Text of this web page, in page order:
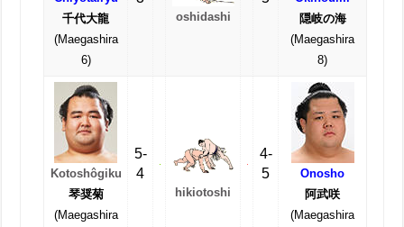
千代大龍
(Maegashira
6)
oshidashi
隠岐の海
(Maegashira
8)
Kotoshôgiku
琴奨菊
(Maegashira
5-
4
hikiotoshi
4-
5
Onosho
阿武咲
(Maegashira